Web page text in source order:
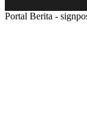
Portal Berita -